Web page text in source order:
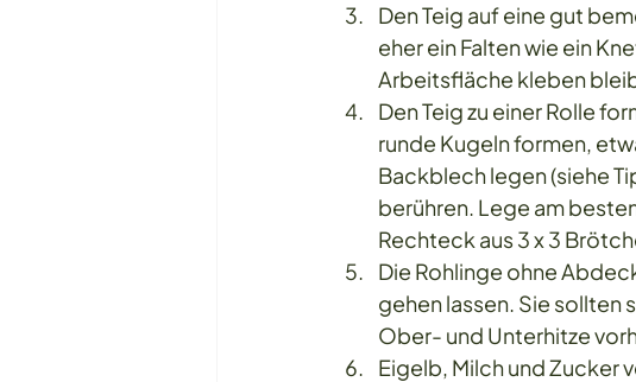
Den Teig auf eine gut
eher ein Falten wie ein
Arbeitsfläche kleben
Den Teig zu einer Rolle
runde Kugeln formen,
Backblech legen (siehe
berühren. Lege am
Rechteck aus 3 x 3
Die Rohlinge ohne
gehen lassen. Sie sollten
Ober- und Unterhitze
Eigelb, Milch und Zucker